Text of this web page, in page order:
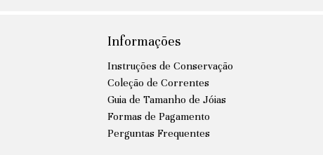
Informações
Instruções de Conservação
Coleção de Correntes
Guia de Tamanho de Jóias
Formas de Pagamento
Perguntas Frequentes